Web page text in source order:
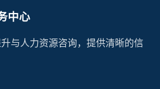
中心
与人力资源咨询，提供清晰的信